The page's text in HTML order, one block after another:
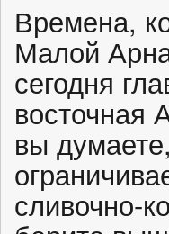
Времена,
Малой
сегодня
восточная
вы
сливочно-